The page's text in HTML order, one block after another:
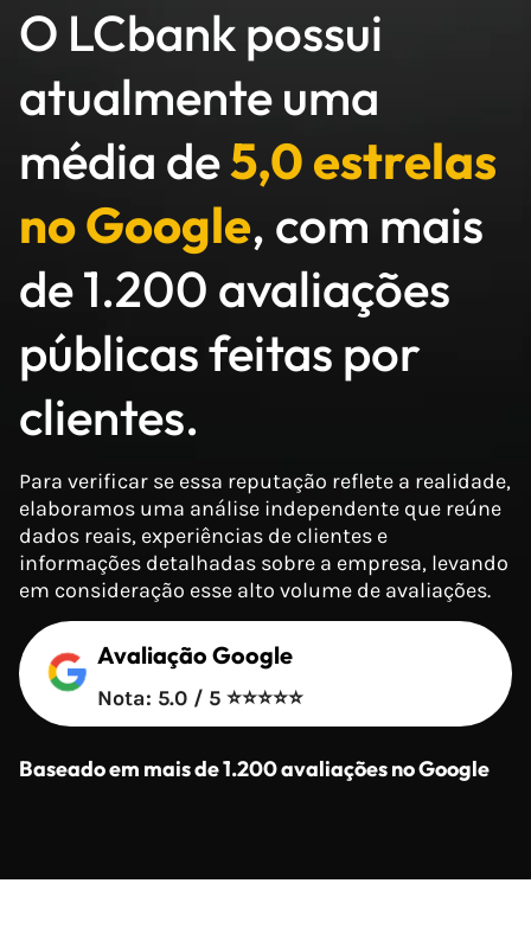
O LCbank possui
atualmente uma
média de5,0 estrelas
no Google, com mais
de 1.200 avaliações
públicas feitas por
clientes.
Para verificar se essa reputação reflete a realidade,
elaboramos uma análise independente que reúne
dados reais, experiências de clientes e
informações detalhadas sobre a empresa, levando
em consideração esse alto volume de avaliações.
Avaliação Google
Nota: 5.0 / 5 ⭐⭐⭐⭐⭐
Baseado em mais de 1.200 avaliações no Google